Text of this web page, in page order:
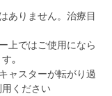
ありません。治療目
上ではご使用になら
｡
ャスターが転がり過
ください